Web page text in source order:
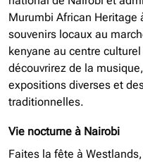
Murumbi African Heritage
souvenirs locaux au
kenyane au centre
découvrirez de la
expositions diverses et
traditionnelles.
Vie nocturne à Nairobi
Faites la fête à